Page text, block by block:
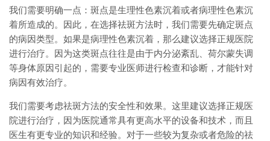
我们需要明确一点：斑点是生理性色素沉着或者病理性色素沉
着所造成的。因此，在选择祛斑方法时，我们需要先确定斑点
的病因类型。如果是病理性色素沉着，那么建议选择正规医院
进行治疗。因为这类斑点往往是由于内分泌紊乱、荷尔蒙失调
等身体原因引起的，需要专业医师进行检查和诊断，才能针对
病因有效治疗。
我们需要考虑祛斑方法的安全性和效果。这里建议选择正规医
院进行治疗，因为医院通常具有更高水平的设备和技术，而且
医生有更专业的知识和经验。对于一些较为复杂或者危险的祛